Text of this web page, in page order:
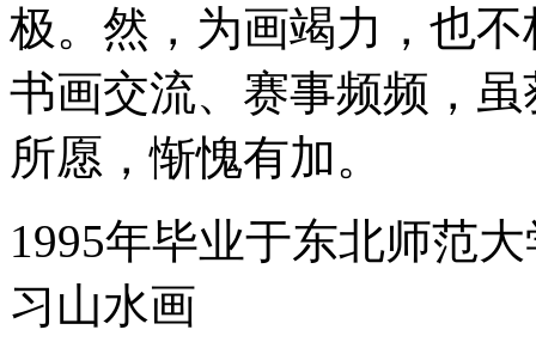
极。然，为画竭力，也
书画交流、赛事频频，
所愿，惭愧有加。
1995年毕业于东北师范
习山水画